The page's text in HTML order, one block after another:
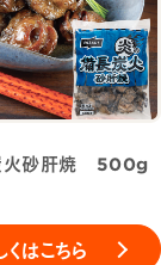
火砂肝焼 500g
くはこちら